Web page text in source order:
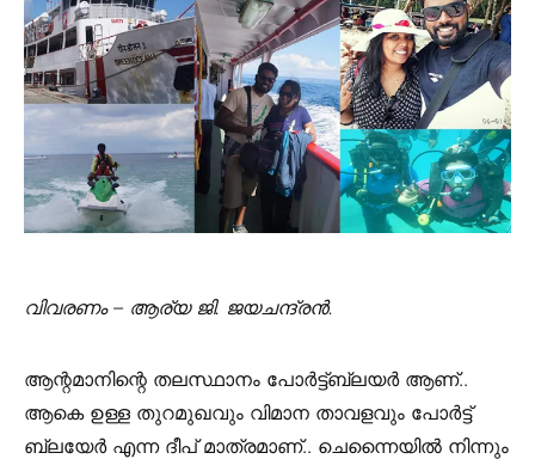
വിവരണം – ആര്യ ജി. ജയചന്ദ്രൻ.
ആന്റമാനിന്റെ തലസ്ഥാനം പോർട്ട്‌ബ്ലയർ ആണ്..
ആകെ ഉള്ള തുറമുഖവും വിമാന താവളവും പോർട്ട്
ബ്ലയേർ എന്ന ദീപ്‌ മാത്രമാണ്.. ചെന്നൈയിൽ നിന്നും